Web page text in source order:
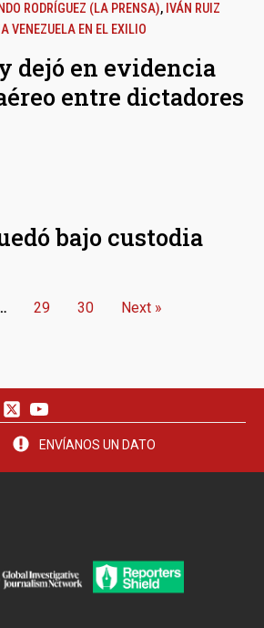
RODRÍGUEZ (LA PRENSA), IVÁN RUIZ
VENEZUELA EN EL EXILIO
dejó en evidencia
entre dictadores
bajo custodia
29 30 Next »
ENVÍANOS UN DATO